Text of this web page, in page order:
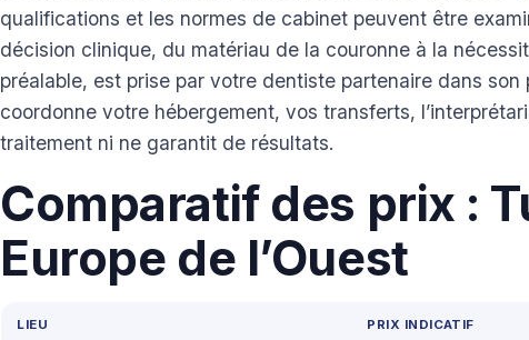
qualifications et les normes de cabinet peuvent être
décision clinique, du matériau de la couronne à la
préalable, est prise par votre dentiste partenaire dans
coordonne votre hébergement, vos transferts,
traitement ni ne garantit de résultats.
Comparatif des prix :
Europe de l’Ouest
LIEU PRIX INDICATIF